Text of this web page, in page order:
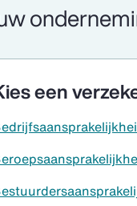
een